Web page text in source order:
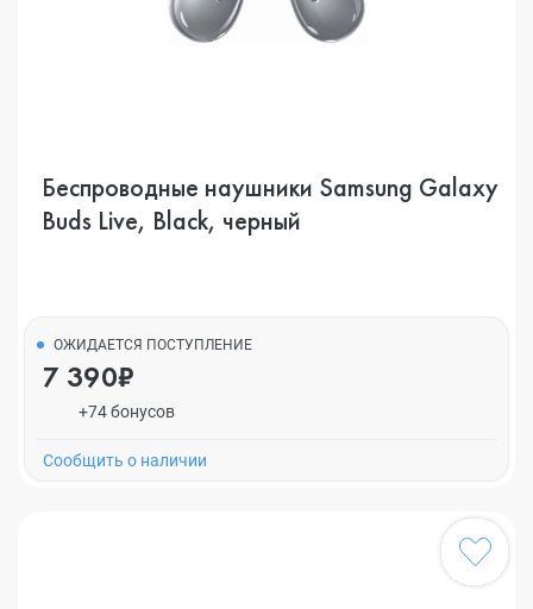
Беспроводные наушники Samsung Galaxy
Buds Live, Black, черный
ОЖИДАЕТСЯ ПОСТУПЛЕНИЕ
7 390₽
+74 бонусов
Cообщить о наличии